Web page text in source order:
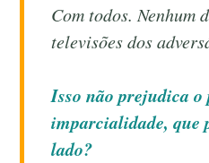
Com todos. Nenhum
televisões dos
Isso não prejudica o
imparcialidade, que
lado?